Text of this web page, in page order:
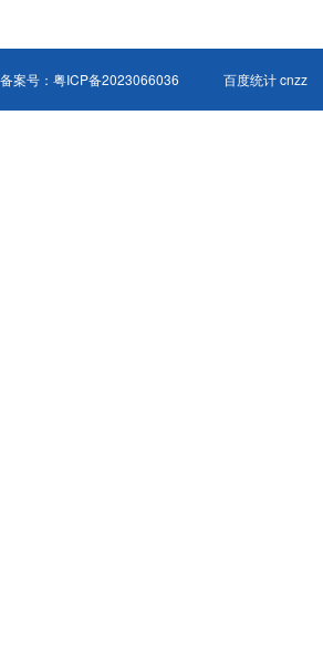
备案号： 粤ICP备2023066036 百度统计 cnzz